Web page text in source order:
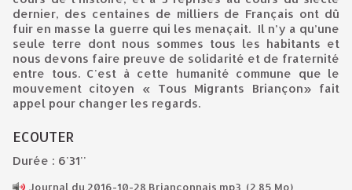
dernier, des centaines de milliers de Français ont dû
fuir en masse la guerre qui les menaçait. Il n’y a qu’une
seule terre dont nous sommes tous les habitants et
nous devons faire preuve de solidarité et de fraternité
entre tous. C'est à cette humanité commune que le
mouvement citoyen « Tous Migrants Briançon» fait
appel pour changer les regards.
ECOUTER
Durée : 6'31''
Journal du 2016-10-28 Briançonnais.mp3 (2.85 Mo)